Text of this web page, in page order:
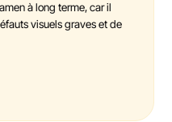
à long terme, car il
visuels graves et de